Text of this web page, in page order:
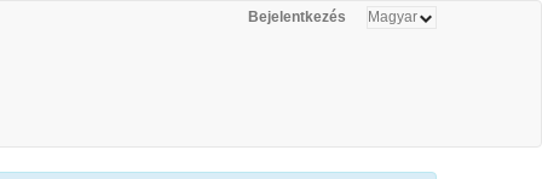
Bejelentkezés